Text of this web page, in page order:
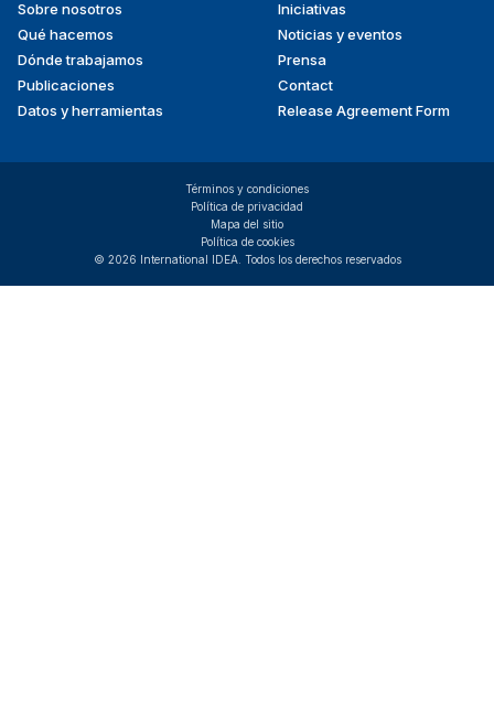
menu
Sobre nosotros
Qué hacemos
Dónde trabajamos
Publicaciones
Datos y herramientas
Iniciativas
Noticias y eventos
Prensa
Contact
Release Agreement Form
© 2026 International IDEA. Todos los derechos reservados
Términos y condiciones
Política de privacidad
Mapa del sitio
Política de cookies